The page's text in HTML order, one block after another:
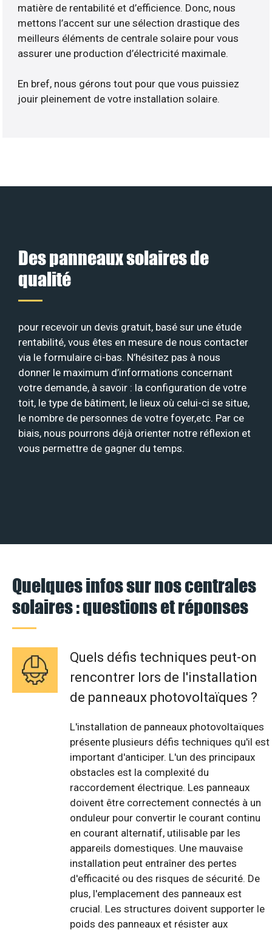
matière de rentabilité et d’efficience. Donc, nous
mettons l’accent sur une sélection drastique des
meilleurs éléments de centrale solaire pour vous
assurer une production d’électricité maximale.
En bref, nous gérons tout pour que vous puissiez
jouir pleinement de votre installation solaire.
Des panneaux solaires de
qualité
pour recevoir un devis gratuit, basé sur une étude
rentabilité, vous êtes en mesure de nous contacter
via le formulaire ci-bas. N’hésitez pas à nous
donner le maximum d’informations concernant
votre demande, à savoir : la configuration de votre
toit, le type de bâtiment, le lieux où celui-ci se situe,
le nombre de personnes de votre foyer,etc. Par ce
biais, nous pourrons déjà orienter notre réflexion et
vous permettre de gagner du temps.
Quelques infos sur nos centrales
solaires : questions et réponses
Quels défis techniques peut-on
rencontrer lors de l'installation
de panneaux photovoltaïques ?
L'installation de panneaux photovoltaïques
présente plusieurs défis techniques qu'il est
important d'anticiper. L'un des principaux
obstacles est la complexité du
raccordement électrique. Les panneaux
doivent être correctement connectés à un
onduleur pour convertir le courant continu
en courant alternatif, utilisable par les
appareils domestiques. Une mauvaise
installation peut entraîner des pertes
d'efficacité ou des risques de sécurité. De
plus, l'emplacement des panneaux est
crucial. Les structures doivent supporter le
poids des panneaux et résister aux